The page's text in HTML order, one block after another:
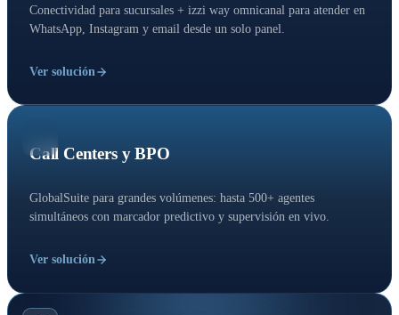
Conectividad para sucursales + izzi way omnicanal para atender en
WhatsApp, Instagram y email desde un solo panel.
Ver solución
Call Centers y BPO
GlobalSuite para grandes volúmenes: hasta 500+ agentes
simultáneos con marcador predictivo y supervisión en vivo.
Ver solución